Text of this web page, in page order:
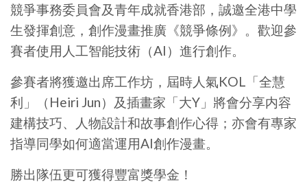
競爭事務委員會及青年成就香港部，誠邀全港中學
生發揮創意，創作漫畫推廣《競爭條例》。歡迎參
賽者使用人工智能技術（AI）進行創作。
參賽者將獲邀出席工作坊，屆時人氣KOL「全慧
利」（Heiri Jun）及插畫家「大Y」將會分享内容
建構技巧、人物設計和故事創作心得；亦會有專家
指導同學如何適當運用AI創作漫畫。
勝出隊伍更可獲得豐富獎學金！